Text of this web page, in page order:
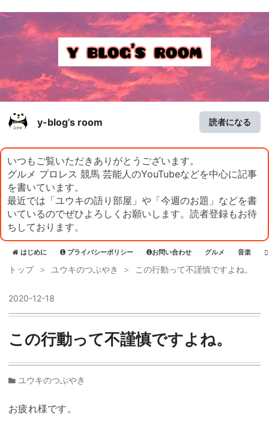
y-blog’s room 読者になる
いつもご覧いただきありがとうございます。
グルメ プロレス 競馬 芸能人のYouTubeなどを中心に記事
を書いています。
最近では「ユウキの語り部屋」や「今週のお題」などを書
いているのでぜひよろしくお願いします。読者登録もお待
ちしております。
はじめに プライバシーポリシー お問い合わせ グルメ 音楽
トップ > ユウキのつぶやき > この行動って不謹慎ですよね。
2020-12-18
この行動って不謹慎ですよね。
ユウキのつぶやき
お疲れ様です。